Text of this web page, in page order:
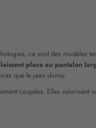
ce sont des modèles
place au pantalon
que le jean skinny.
coupées. Elles valorisent